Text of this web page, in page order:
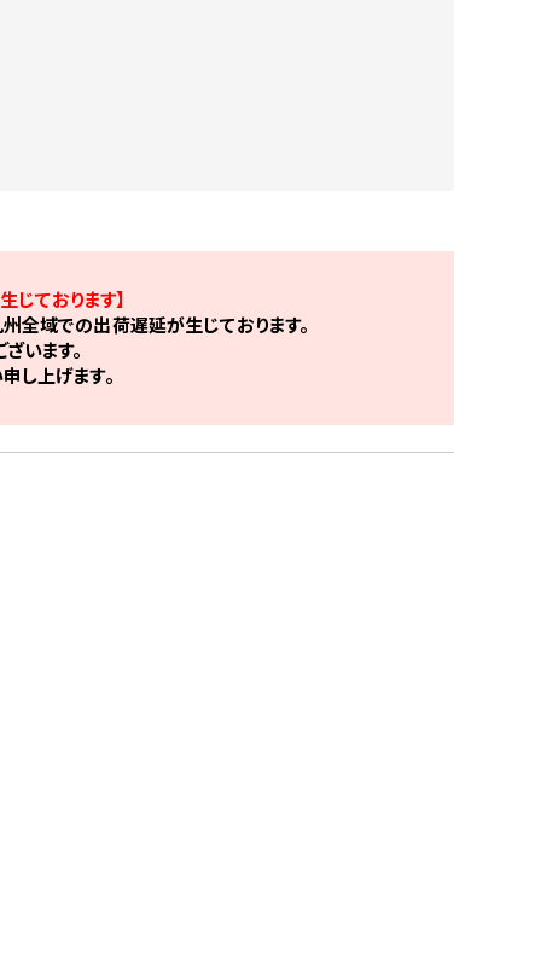
ております】
全域での出荷遅延が生じております。
います。
し上げます。